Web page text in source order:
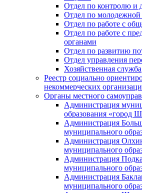
Отдел по контролю и
Отдел по молодежной
Отдел по работе с
Отдел по работе с
органами
Отдел по развитию
Отдел управления
Хозяйственная служба
Реестр социально
некоммерческих
Органы местного
Администрация
образования «город
Администрация
муниципального
Администрация
муниципального
Администрация
муниципального
Администрация
муниципального